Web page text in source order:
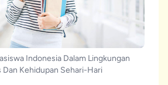
Indonesia Dalam Lingkungan
Dan Kehidupan Sehari-Hari